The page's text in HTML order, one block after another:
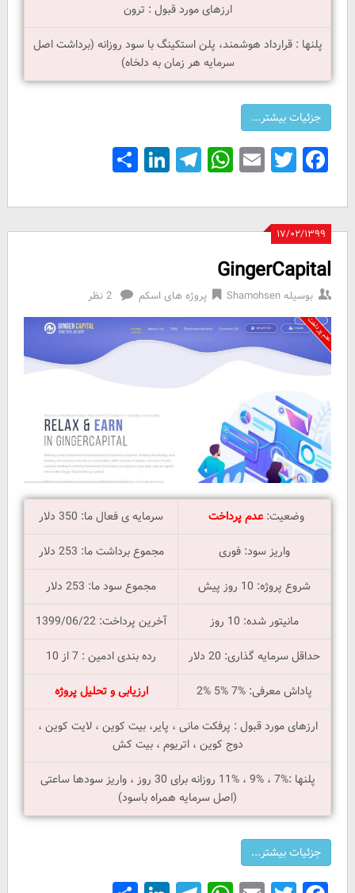
ارزهای مورد قبول : ترون
پلنها : قرارداد هوشمند، پلن استکینگ با سود روزانه (برداشت اصل
سرمایه هر زمان به دلخاه)
Facebook
Twitter
Email
WhatsApp
Telegram
LinkedIn
Share
۱۷/۰۲/۱۳۹۹
GingerCapital
بوسیلهShamohsen پروژه های اسکم 2 نظر
وضعیت:عدم پرداخت
سرمایه ی فعال ما: 350 دلار
واریز سود: فوری
مجموع برداشت ما: 253 دلار
شروع پروژه: 10 روز پیش
مجموع سود ما: 253 دلار
مانیتور شده: 10 روز
آخرین پرداخت: 1399/06/22
حداقل سرمایه گذاری: 20 دلار
رده بندی ادمین : 7 از 10
پاداش معرفی: %7 %5 %2
ارزیابی و تحلیل پروژه
ارزهای مورد قبول : پرفکت مانی ، پایر، بیت کوین ، لایت کوین ،
دوج کوین ، اتریوم ، بیت کش
پلنها :%7 ، %9 ، %11 روزانه برای 30 روز ، واریز سودها ساعتی
(اصل سرمایه همراه باسود)